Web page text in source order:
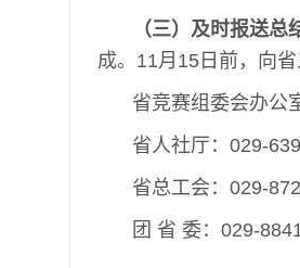
（三）及时报送总
成。11月15日前，向
省竞赛组委会办公
省人社厅：029-
省总工会：029-
团 省 委：029-